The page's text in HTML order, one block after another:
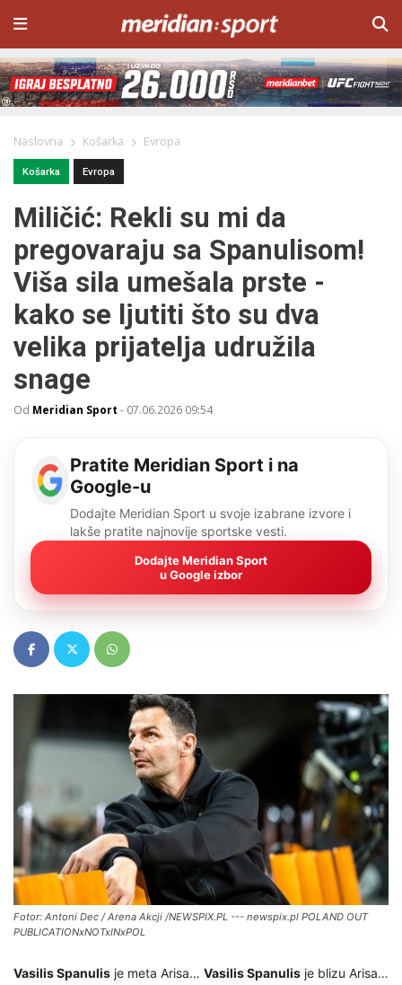
Naslovna Košarka Evropa
Košarka Evropa
Miličić: Rekli su mi da
pregovaraju sa Spanulisom!
Viša sila umešala prste -
kako se ljutiti što su dva
velika prijatelja udružila
snage
Od Meridian Sport - 07.06.2026 09:54
Pratite Meridian Sport i na
Google-u
Dodajte Meridian Sport u svoje izabrane izvore i
lakše pratite najnovije sportske vesti.
Dodajte Meridian Sport
u Google izbor
Fotor: Antoni Dec / Arena Akcji /NEWSPIX.PL --- newspix.pl POLAND OUT
PUBLICATIONxNOTxINxPOL
Vasilis Spanulis je meta Arisa… Vasilis Spanulis je blizu Arisa…